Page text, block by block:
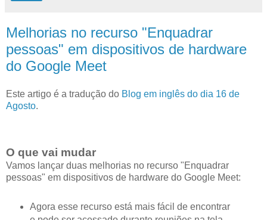
Melhorias no recurso "Enquadrar
pessoas" em dispositivos de hardware
do Google Meet
Este artigo é a tradução do Blog em inglês do dia 16 de
Agosto.
O que vai mudar
Vamos lançar duas melhorias no recurso "Enquadrar
pessoas" em dispositivos de hardware do Google Meet:
Agora esse recurso está mais fácil de encontrar